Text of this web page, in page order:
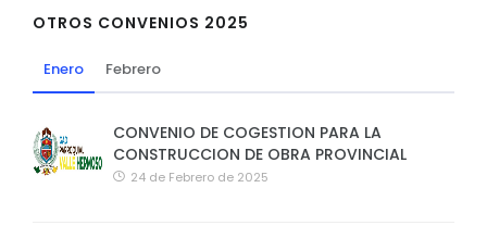
OTROS CONVENIOS 2025
Enero Febrero
CONVENIO DE COGESTION PARA LA
CONSTRUCCION DE OBRA PROVINCIAL
24 de Febrero de 2025